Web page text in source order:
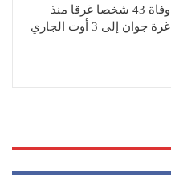
وفاة 43 شخصا غرقا منذ
غرة جوان إلى 3 أوت الجاري